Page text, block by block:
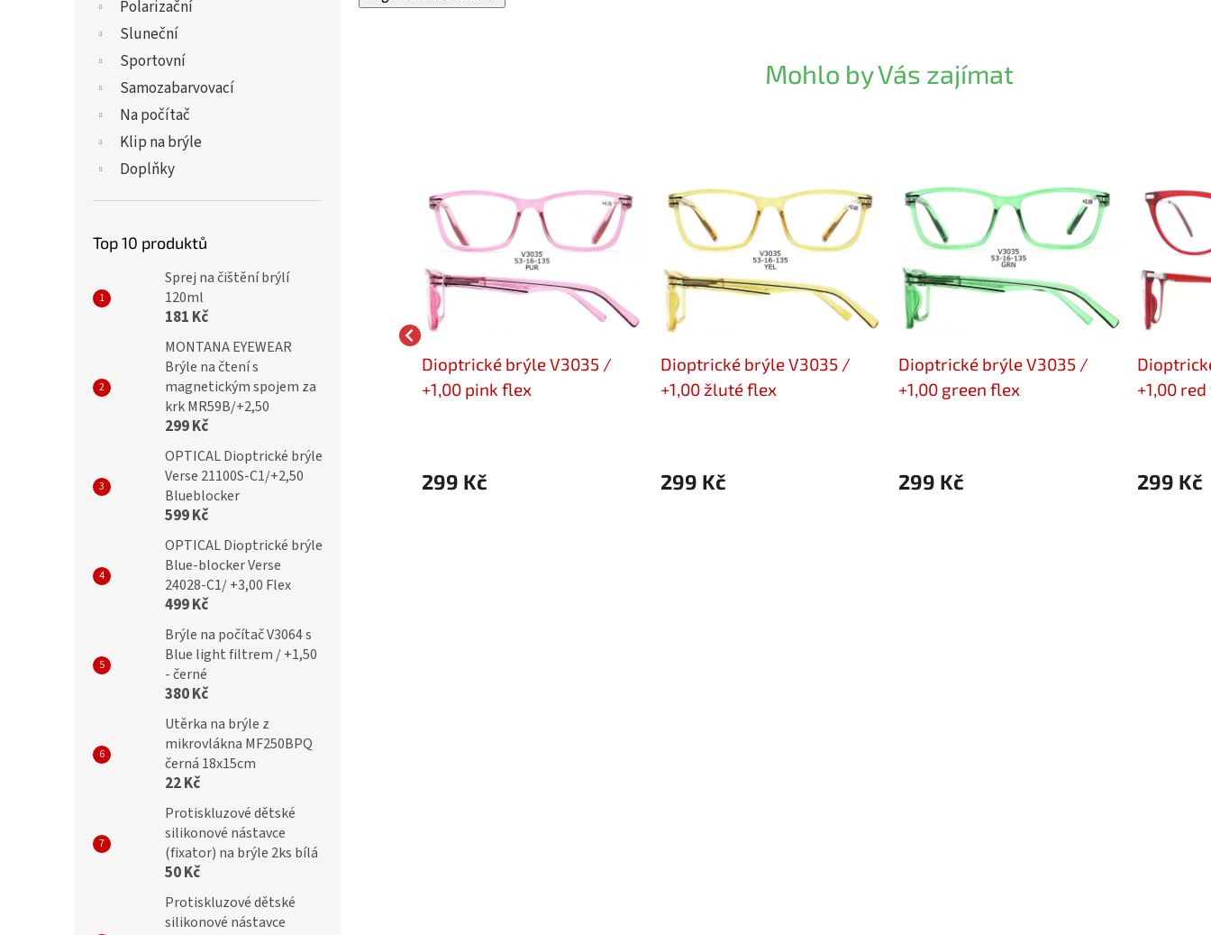
Polarizační
Sluneční
Sportovní
Samozabarvovací
Na počítač
Klip na brýle
Doplňky
Top 10 produktů
Sprej na čištění brýlí
120ml
181 Kč
MONTANA EYEWEAR
Brýle na čtení s
magnetickým spojem za
krk MR59B/+2,50
299 Kč
OPTICAL Dioptrické brýle
Verse 21100S-C1/+2,50
Blueblocker
599 Kč
OPTICAL Dioptrické brýle
Blue-blocker Verse
24028-C1/ +3,00 Flex
499 Kč
Brýle na počítač V3064 s
Blue light filtrem / +1,50
- černé
380 Kč
Utěrka na brýle z
mikrovlákna MF250BPQ
černá 18x15cm
22 Kč
Protiskluzové dětské
silikonové nástavce
(fixator) na brýle 2ks bílá
50 Kč
Protiskluzové dětské
silikonové nástavce
Mohlo by Vás zajímat
red flex
IDENTITY Dioptrické brýle
MC2299 +1,00 red flex
299 Kč
Dioptrické brýle V3035 /
+1,00 pink flex
299 Kč
Dioptrické brýle V3035 /
+1,00 žluté flex
299 Kč
Dioptrické brýle V3035 /
+1,00 green flex
299 Kč
+1,00
299 Kč